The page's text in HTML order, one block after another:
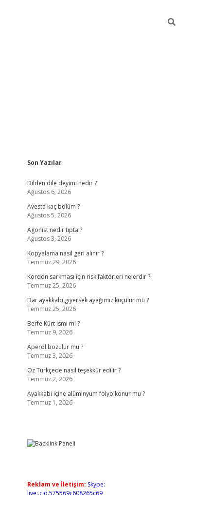
Sidebar
Son Yazılar
Dilden dile deyimi nedir ?
Ağustos 6, 2026
Avesta kaç bölüm ?
Ağustos 5, 2026
Agonist nedir tıpta ?
Ağustos 3, 2026
Kopyalama nasıl geri alınır ?
Temmuz 29, 2026
Kordon sarkması için risk faktörleri nelerdir ?
Temmuz 25, 2026
Dar ayakkabı giyersek ayağımız küçülür mü ?
Temmuz 25, 2026
Berfe Kürt ismi mi ?
Temmuz 9, 2026
Aperol bozulur mu ?
Temmuz 3, 2026
Öz Türkçede nasıl teşekkür edilir ?
Temmuz 2, 2026
Ayakkabi içine alüminyum folyo konur mu ?
Temmuz 1, 2026
Reklam ve İletişim: Skype:
live:.cid.575569c608265c69
https://grandoperabetgiris.com/